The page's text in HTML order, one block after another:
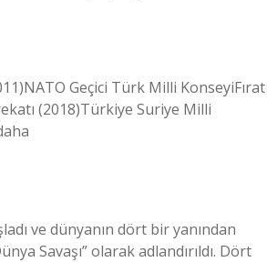
Geçici Türk Milli KonseyiFırat
(2018)Türkiye Suriye Milli
ve dünyanın dört bir yanından
Savaşı” olarak adlandırıldı. Dört